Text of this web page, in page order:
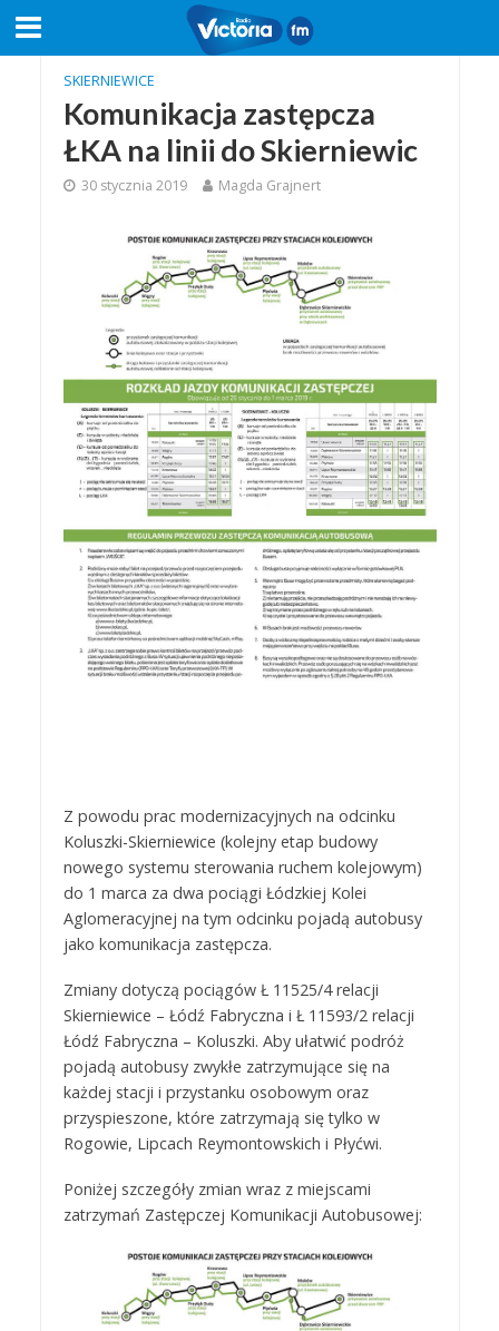
SKIERNIEWICE
Komunikacja zastępcza
ŁKA na linii do Skierniewic
30 stycznia 2019 Magda Grajnert
Z powodu prac modernizacyjnych na odcinku
Koluszki-Skierniewice (kolejny etap budowy
nowego systemu sterowania ruchem kolejowym)
do 1 marca za dwa pociągi Łódzkiej Kolei
Aglomeracyjnej na tym odcinku pojadą autobusy
jako komunikacja zastępcza.
Zmiany dotyczą pociągów Ł 11525/4 relacji
Skierniewice – Łódź Fabryczna i Ł 11593/2 relacji
Łódź Fabryczna – Koluszki. Aby ułatwić podróż
pojadą autobusy zwykłe zatrzymujące się na
każdej stacji i przystanku osobowym oraz
przyspieszone, które zatrzymają się tylko w
Rogowie, Lipcach Reymontowskich i Płyćwi.
Poniżej szczegóły zmian wraz z miejscami
zatrzymań Zastępczej Komunikacji Autobusowej: